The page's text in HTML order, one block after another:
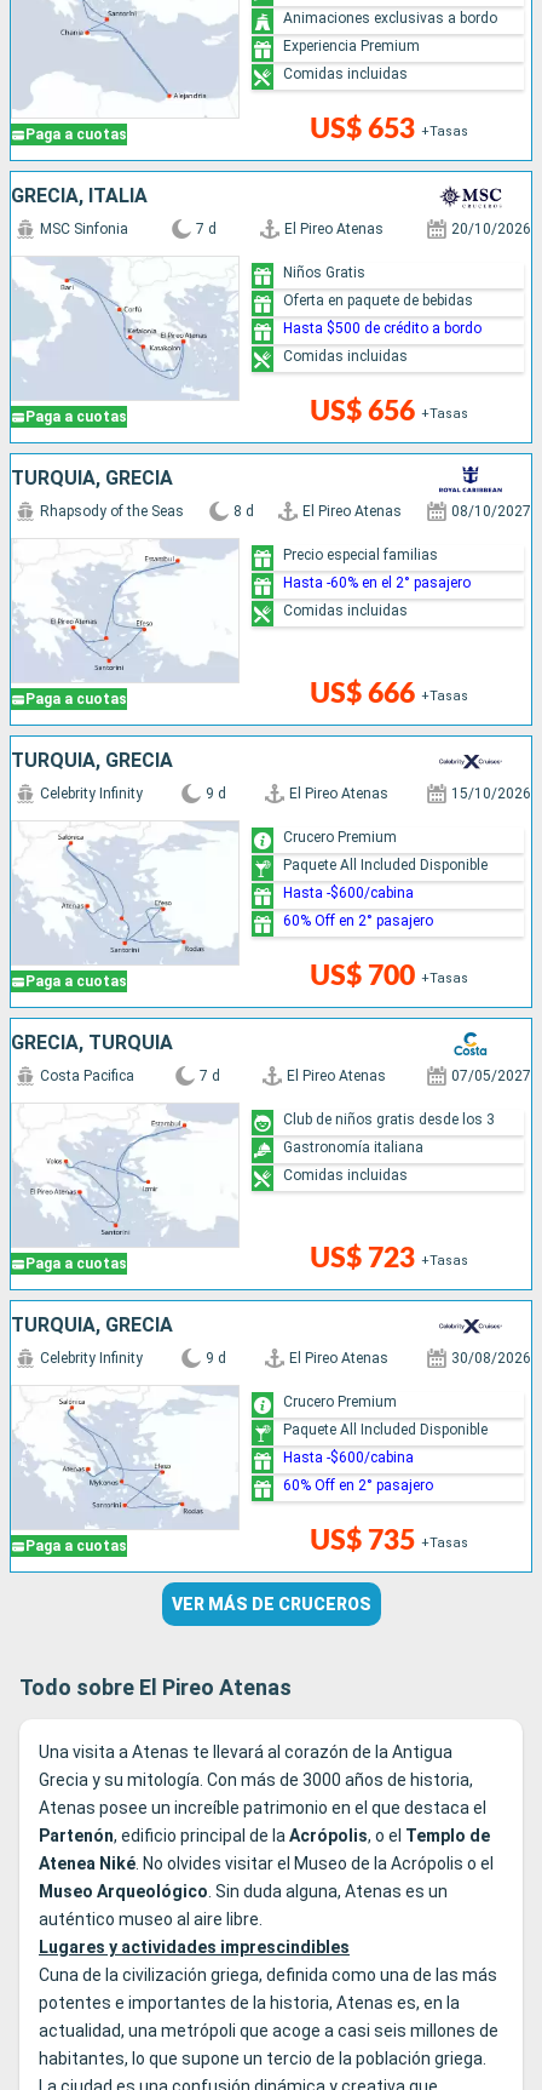
Paga a cuotas US$ 653 +Tasas
Animaciones exclusivas a bordo
Experiencia Premium
Comidas incluidas
GRECIA, ITALIA
Paga a cuotas
MSC Sinfonia 7 d El Pireo Atenas 20/10/2026
US$ 656 +Tasas
Niños Gratis
Oferta en paquete de bebidas
Hasta $500 de crédito a bordo
Comidas incluidas
TURQUÍA, GRECIA
Paga a cuotas
Rhapsody of the Seas 8 d El Pireo Atenas 08/10/2027
US$ 666 +Tasas
Precio especial familias
Hasta -60% en el 2° pasajero
Comidas incluidas
TURQUÍA, GRECIA
Paga a cuotas
Celebrity Infinity 9 d El Pireo Atenas 15/10/2026
US$ 700 +Tasas
Crucero Premium
Paquete All Included Disponible
Hasta -$600/cabina
60% Off en 2° pasajero
GRECIA, TURQUÍA
Paga a cuotas
Costa Pacifica 7 d El Pireo Atenas 07/05/2027
US$ 723 +Tasas
Club de niños gratis desde los 3
Gastronomía italiana
Comidas incluidas
TURQUÍA, GRECIA
Paga a cuotas
Celebrity Infinity 9 d El Pireo Atenas 30/08/2026
US$ 735 +Tasas
Crucero Premium
Paquete All Included Disponible
Hasta -$600/cabina
60% Off en 2° pasajero
VER MÁS DE CRUCEROS
Todo sobre El Pireo Atenas
Una visita a Atenas te llevará al corazón de la Antigua
Grecia y su mitología. Con más de 3000 años de historia,
Atenas posee un increíble patrimonio en el que destaca el
Partenón, edificio principal de laAcrópolis, o el Templo de
Atenea Niké. No olvides visitar el Museo de la Acrópolis o el
Museo Arqueológico. Sin duda alguna, Atenas es un
auténtico museo al aire libre.
Lugares y actividades imprescindibles
Cuna de la civilización griega, definida como una de las más
potentes e importantes de la historia, Atenas es, en la
actualidad, una metrópoli que acoge a casi seis millones de
habitantes, lo que supone un tercio de la población griega.